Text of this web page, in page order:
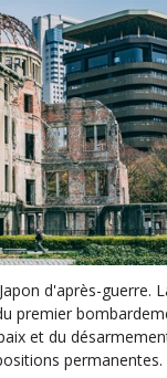
d'après-guerre.
premier
et du
permanentes.